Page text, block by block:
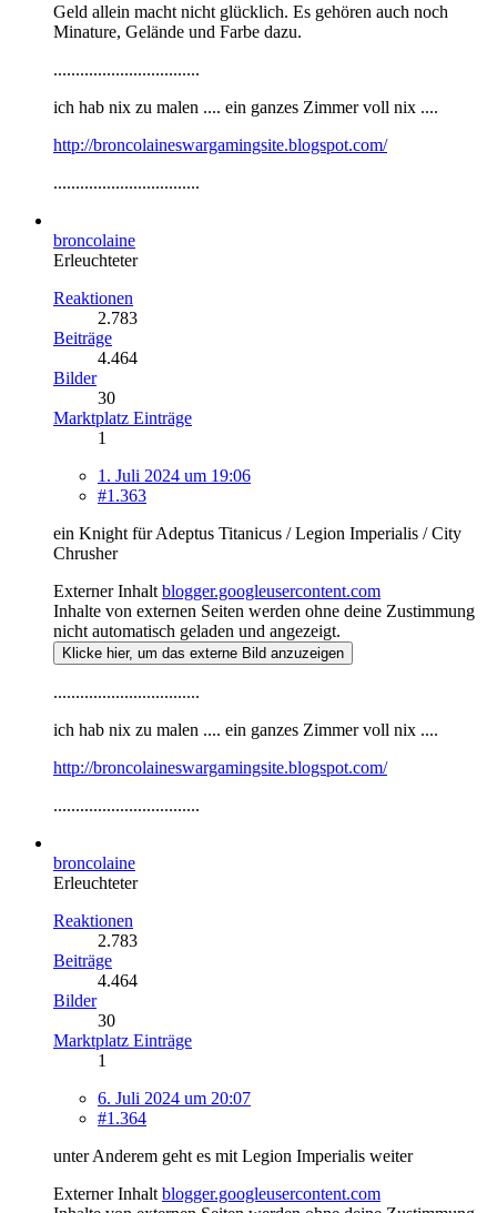
Geld allein macht nicht glücklich. Es gehören auch noch
Minature, Gelände und Farbe dazu.
.................................
ich hab nix zu malen .... ein ganzes Zimmer voll nix ....
http://broncolaineswargamingsite.blogspot.com/
.................................
broncolaine
Erleuchteter
Reaktionen
2.783
Beiträge
4.464
Bilder
30
Marktplatz Einträge
1
1. Juli 2024 um 19:06
#1.363
ein Knight für Adeptus Titanicus / Legion Imperialis / City
Chrusher
Externer Inhalt blogger.googleusercontent.com
Inhalte von externen Seiten werden ohne deine Zustimmung
nicht automatisch geladen und angezeigt.
Klicke hier, um das externe Bild anzuzeigen
.................................
ich hab nix zu malen .... ein ganzes Zimmer voll nix ....
http://broncolaineswargamingsite.blogspot.com/
.................................
broncolaine
Erleuchteter
Reaktionen
2.783
Beiträge
4.464
Bilder
30
Marktplatz Einträge
1
6. Juli 2024 um 20:07
#1.364
unter Anderem geht es mit Legion Imperialis weiter
Externer Inhalt blogger.googleusercontent.com